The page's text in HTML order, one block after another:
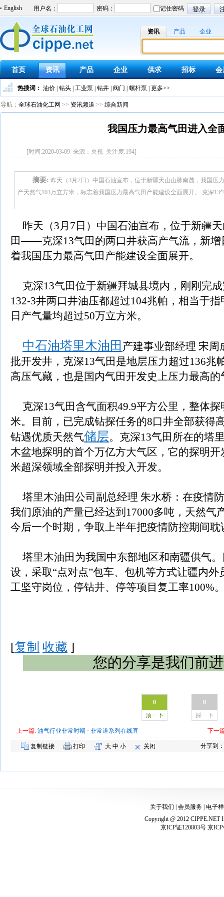
English
资讯 产品 企业
首页 资讯 产品 企业 供求 招标 会
热搜词： 油价 钻头 工业泵 钻井 阀门 螺杆泵 更多>>
导航： 全球石油化工网 >> 资讯频道 >> 综合新闻
我国压力最高气田进入全
[时间:2020-03-09 来源：央视 关注度:194]
摘要: 昨天（3月7日）中国石油宣布，位于新疆天山山脉南麓，我国压
产天然气103万立方米，标志着我国压力最高气田产能建设全面展开。 克深
昨天（3月7日）中国石油宣布，位于新疆
田——克深13气田的两口井获高产气流，新增
着我国压力最高气田产能建设全面展开。
克深13气田位于新疆拜城县境内，刚刚完
132-3井两口井油压都超过104兆帕，相当于
日产气量均超过50万立方米。
中石油塔里木油田 产建事业部经理 宋
批开发井，克深13气田是地层压力超过136兆
高压气藏，也是国内气田开发史上压力最高的
克深13气田含气面积49.9平方公里，整体
米。目前，已完成钻探任务的8口井全部获得
钻遇优质天然气储层。克深13气田所在的塔
木盆地探明的首个万亿方大气区，它的探明
米超深领域全部探明并投入开发。
塔里木油田公司副总经理 朱水桥：在疫情
我们原油的产量已经达到17000多吨，天然气
今后一个时期，争取上半年把疫情防控期间
塔里木油田为我国中东部地区和南疆供气
设，采取“点对点”包车、包机等方式让疆内
工坚守岗位，停钻井、停等项目复工率100%
[复制 收藏 ]
您的分享是我们前
0
顶一下
0
踩一下
上一篇: 油气行业非常时期 · 非常道系列在线直 下一
复制链接 打印 大 中 小 关闭 分享到：
关于我们 会员服务| 电子
Copyright @ 2012 CIPPE.NET
京ICP证120803号 京